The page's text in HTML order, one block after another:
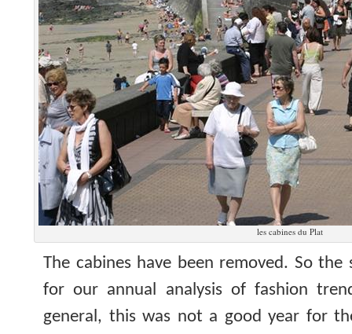
les cabines du Plat
The cabines have been removed. So the
for our annual analysis of fashion
general, this was not a good year for